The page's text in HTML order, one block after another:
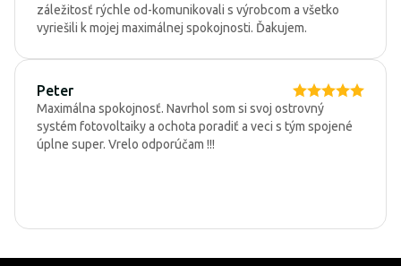
záležitosť rýchle od-komunikovali s výrobcom a všetko
vyriešili k mojej maximálnej spokojnosti. Ďakujem.
Peter
Maximálna spokojnosť. Navrhol som si svoj ostrovný
systém fotovoltaiky a ochota poradiť a veci s tým spojené
úplne super. Vrelo odporúčam !!!